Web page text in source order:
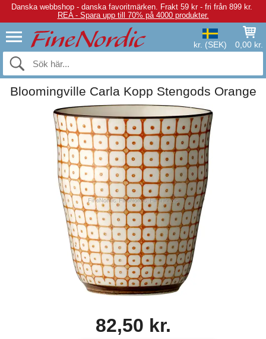
Danska webbshop - danska favoritmärken. Frakt 59 kr - fri från 899 kr.
REA - Spara upp till 70% på 4000 produkter.
kr. (SEK) 0,00 kr.
Bloomingville Carla Kopp Stengods Orange
82,50 kr.